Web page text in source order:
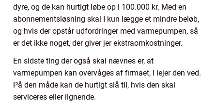
dyre, og de kan hurtigt løbe op i 100.000 kr. Med en
abonnementsløsning skal I kun lægge et mindre beløb,
og hvis der opstår udfordringer med varmepumpen, så
er det ikke noget, der giver jer ekstraomkostninger.
En sidste ting der også skal nævnes er, at
varmepumpen kan overvåges af firmaet, I lejer den ved.
På den måde kan de hurtigt slå til, hvis den skal
serviceres eller lignende.